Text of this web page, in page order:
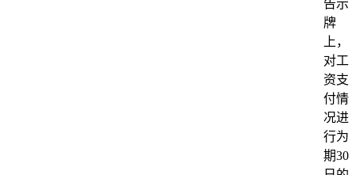
告示
牌
上，
对工
资支
付情
况进
行为
期30